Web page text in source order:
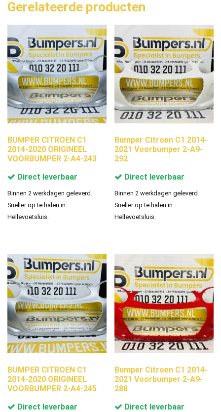
Gerelateerde producten
BUMPER CITROEN C1
2014-2020 ORIGINEEL
VOORBUMPER 2-A4-243
Direct leverbaar
Binnen 2 werkdagen geleverd.
Sneller op te halen in
Hellevoetsluis.
Bumper Citroen C1 2014-
2021 Voorbumper 2-A9-
292
Direct leverbaar
Binnen 2 werkdagen geleverd.
Sneller op te halen in
Hellevoetsluis.
BUMPER CITROEN C1
2014-2020 ORIGINEEL
VOORBUMPER 2-A4-245
Direct leverbaar
Bumper Citroen C1 2014-
2021 Voorbumper 2-A9-
288
Direct leverbaar